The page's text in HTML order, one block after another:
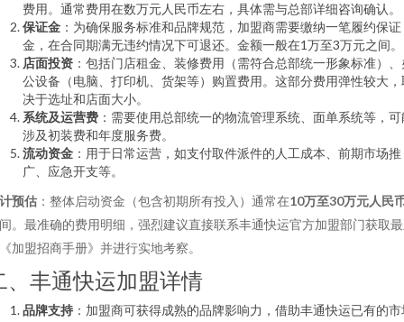
费用。通常费用在数万元人民币左右，具体需与总部详细咨询确认。
保证金 ：为确保服务标准和品牌规范，加盟商需要缴纳一笔履约保证
金，在合同期满无违约情况下可退还。金额一般在1万至3万元之间。
店面投资 ：包括门店租金、装修费用（需符合总部统一形象标准）、
公设备（电脑、打印机、货架等）购置费用。这部分费用弹性较大，
决于选址和店面大小。
系统及运营费 ：需要使用总部统一的物流管理系统、面单系统等，可
涉及初装费和年度服务费。
流动资金 ：用于日常运营，如支付取件派件的人工成本、前期市场推
广、应急开支等。
预估 ：整体启动资金（包含初期所有投入）通常在10万至30万元人民
。最准确的费用明细，强烈建议直接联系丰通快运官方加盟部门获取
加盟招商手册》并进行实地考察。
、丰通快运加盟详情
品牌支持 ：加盟商可获得成熟的品牌影响力，借助丰通快运已有的市